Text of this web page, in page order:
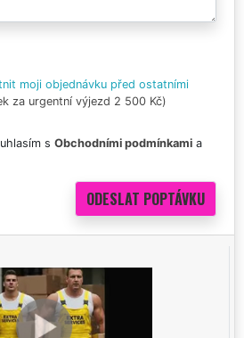
moji objednávku před ostatními
za urgentní výjezd 2 500 Kč)
s Obchodními podmínkami a